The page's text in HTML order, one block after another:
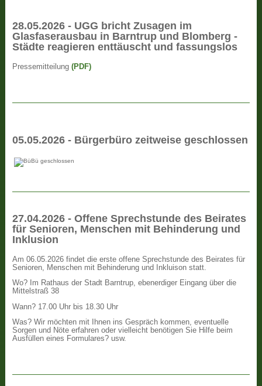
28.05.2026 - UGG bricht Zusagen im
Glasfaserausbau in Barntrup und Blomberg -
Städte reagieren enttäuscht und fassungslos
Pressemitteilung(PDF)
05.05.2026 - Bürgerbüro zeitweise geschlossen
27.04.2026 - Offene Sprechstunde des Beirates
für Senioren, Menschen mit Behinderung und
Inklusion
Am 06.05.2026 findet die erste offene Sprechstunde des Beirates für
Senioren, Menschen mit Behinderung und Inkluison statt.
Wo? Im Rathaus der Stadt Barntrup, ebenerdiger Eingang über die
Mittelstraß 38
Wann? 17.00 Uhr bis 18.30 Uhr
Was? Wir möchten mit Ihnen ins Gespräch kommen, eventuelle
Sorgen und Nöte erfahren oder vielleicht benötigen Sie Hilfe beim
Ausfüllen eines Formulares? usw.